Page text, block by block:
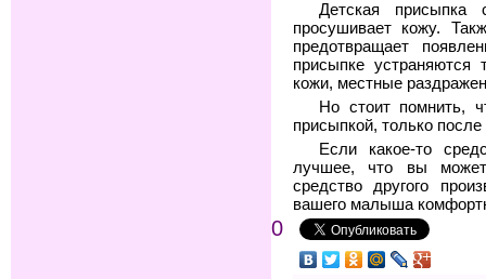
Детская присыпка
просушивает кожу.
предотвращает
присыпке устраняются
кожи, местные
Но стоит помнить,
присыпкой, только
Если какое-то
лучшее, что вы
средство другого
вашего малыша
0